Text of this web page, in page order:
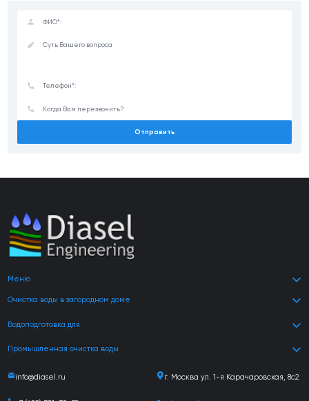
Отправить
Меню
Очистка воды в загородном доме
Водоподготовка для
Промышленная очистка воды
info@diasel.ru г. Москва ул. 1-я Карачаровская, 8с2